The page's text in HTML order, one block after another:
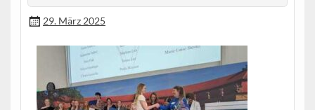
29. März 2025